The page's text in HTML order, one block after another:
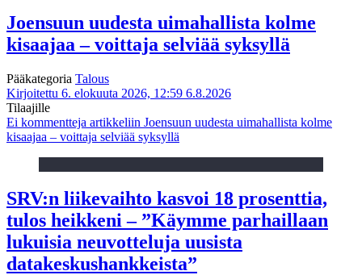
Joensuun uudesta uimahallista kolme
kisaajaa – voittaja selviää syksyllä
Pääkategoria Talous
Kirjoitettu 6. elokuuta 2026, 12:59 6.8.2026
Tilaajille
Ei kommentteja artikkeliin Joensuun uudesta uimahallista kolme
kisaajaa – voittaja selviää syksyllä
SRV:n liikevaihto kasvoi 18 prosenttia,
tulos heikkeni – ”Käymme parhaillaan
lukuisia neuvotteluja uusista
datakeskushankkeista”